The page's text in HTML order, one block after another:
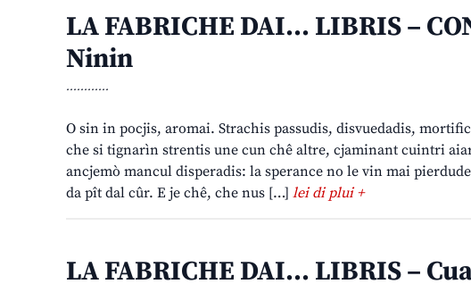
LA FABRICHE DAI… LIBRIS –
Ninin
............
O sin in pocjis, aromai. Strachis passudis, disvuedadis,
che si tignarìn strentis une cun chê altre, cjaminant cuintri
ancjemò mancul disperadis: la sperance no le vin mai
da pît dal cûr. E je chê, che nus […] lei di plui +
LA FABRICHE DAI… LIBRIS –